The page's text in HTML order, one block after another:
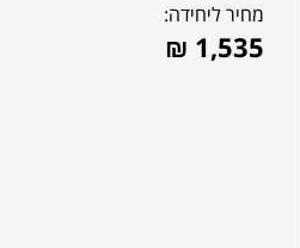
מחיר ליחידה:
₪ 1,535